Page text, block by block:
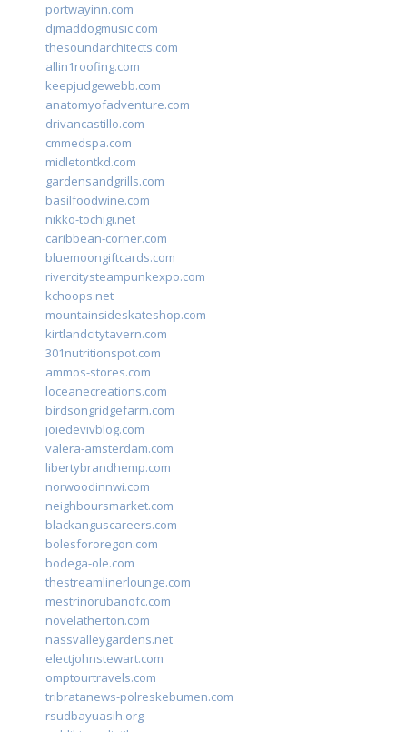
portwayinn.com
djmaddogmusic.com
thesoundarchitects.com
allin1roofing.com
keepjudgewebb.com
anatomyofadventure.com
drivancastillo.com
cmmedspa.com
midletontkd.com
gardensandgrills.com
basilfoodwine.com
nikko-tochigi.net
caribbean-corner.com
bluemoongiftcards.com
rivercitysteampunkexpo.com
kchoops.net
mountainsideskateshop.com
kirtlandcitytavern.com
301nutritionspot.com
ammos-stores.com
loceanecreations.com
birdsongridgefarm.com
joiedevivblog.com
valera-amsterdam.com
libertybrandhemp.com
norwoodinnwi.com
neighboursmarket.com
blackanguscareers.com
bolesfororegon.com
bodega-ole.com
thestreamlinerlounge.com
mestrinorubanofc.com
novelatherton.com
nassvalleygardens.net
electjohnstewart.com
omptourtravels.com
tribratanews-polreskebumen.com
rsudbayuasih.org